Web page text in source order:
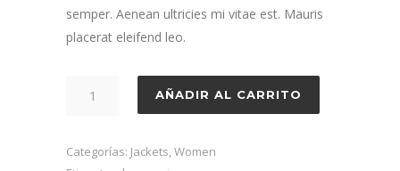
semper. Aenean ultricies mi vitae est. Mauris
placerat eleifend leo.
AÑADIR AL CARRITO
Categorías: Jackets,Women